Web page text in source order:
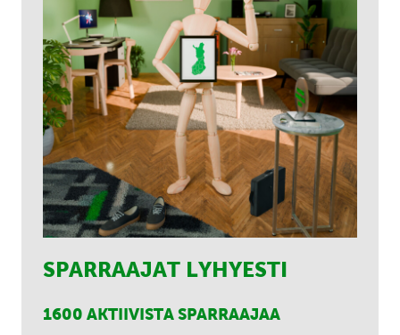
SPARRAAJAT LYHYESTI
1600 AKTIIVISTA SPARRAAJAA